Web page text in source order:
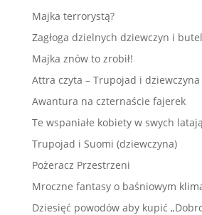
Majka terrorystą?
Zagłoga dzielnych dziewczyn i
Majka znów to zrobił!
Attra czyta – Trupojad i dziewczyna
Awantura na czternaście fajerek
Te wspaniałe kobiety w swych
Trupojad i Suomi (dziewczyna)
Pożeracz Przestrzeni
Mroczne fantasy o baśniowym
Dziesięć powodów aby kupić